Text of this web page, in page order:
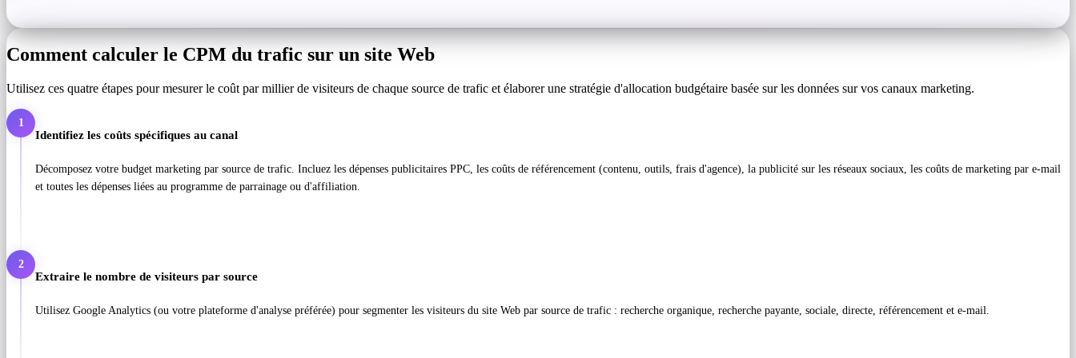
Comment calculer le CPM du trafic sur un site Web
Utilisez ces quatre étapes pour mesurer le coût par millier de visiteurs de chaque source de trafic et élaborer une stratégie d'allocation budgétaire basée sur les données sur vos canaux marketing.
1
Identifiez les coûts spécifiques au canal
Décomposez votre budget marketing par source de trafic. Incluez les dépenses publicitaires PPC, les coûts de référencement (contenu, outils, frais d'agence), la publicité sur les réseaux sociaux, les coûts de marketing par e-mail
et toutes les dépenses liées au programme de parrainage ou d'affiliation.
2
Extraire le nombre de visiteurs par source
Utilisez Google Analytics (ou votre plateforme d'analyse préférée) pour segmenter les visiteurs du site Web par source de trafic : recherche organique, recherche payante, sociale, directe, référencement et e-mail.